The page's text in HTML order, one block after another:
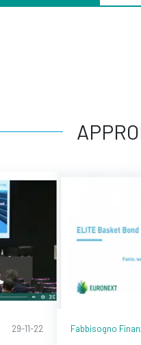
29-11-22 Fabbisogno